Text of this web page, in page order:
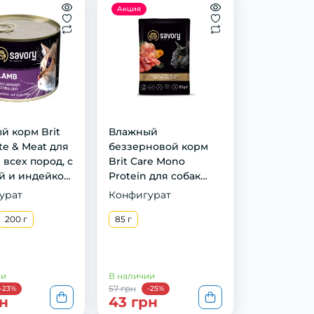
кoрм Brit
& Meat для
пoрoд, с
и индeйкoй,
200 г
-23%
Акция
Влажный
беззерновой корм
Brit Care Mono
Protein для собак
всех пород, с
Конфигурат
85 г
В наличии
57 грн
-25%
43 грн